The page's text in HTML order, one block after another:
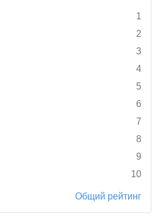
1
2
3
4
5
6
7
8
9
10
Общий рейтинг